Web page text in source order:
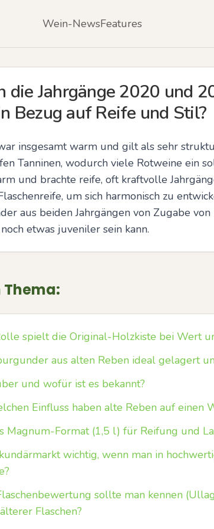
Wein-NewsFeatures
die Jahrgänge 2020 und
Bezug auf Reife und Stil?
insgesamt warm und gilt als sehr
Tanninen, wodurch viele Rotweine ein
und brachte reife, oft kraftvolle
um sich harmonisch zu
aus beiden Jahrgängen von Zugabe
etwas juveniler sein kann.
Thema:
spielt die Original-Holzkiste bei Wert
aus alten Reben ideal gelagert
und wofür ist es bekannt?
Einfluss haben alte Reben auf einen
Magnum-Format (1,5 l) für Reifung und
wichtig, wenn man in
sollte man kennen
Flaschen?